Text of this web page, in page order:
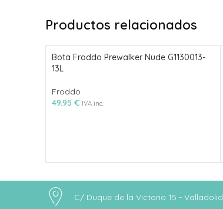
Productos relacionados
Bota Froddo Prewalker Nude G1130013-
13L
Froddo
49.95 € IVA inc.
C/ Duque de la Victoria 15 - Valladolid